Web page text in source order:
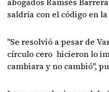
saldría con el código en
"Se resolvió a pesar de
círculo cero hicieron lo
cambiara y no cambió",